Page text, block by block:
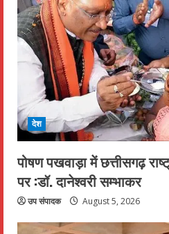
देश
पोषण पखवाड़ा में छत्तीसगढ़
पर :डॉ. दानेश्वरी सम्भाकर
उप संपादक August 5, 2026